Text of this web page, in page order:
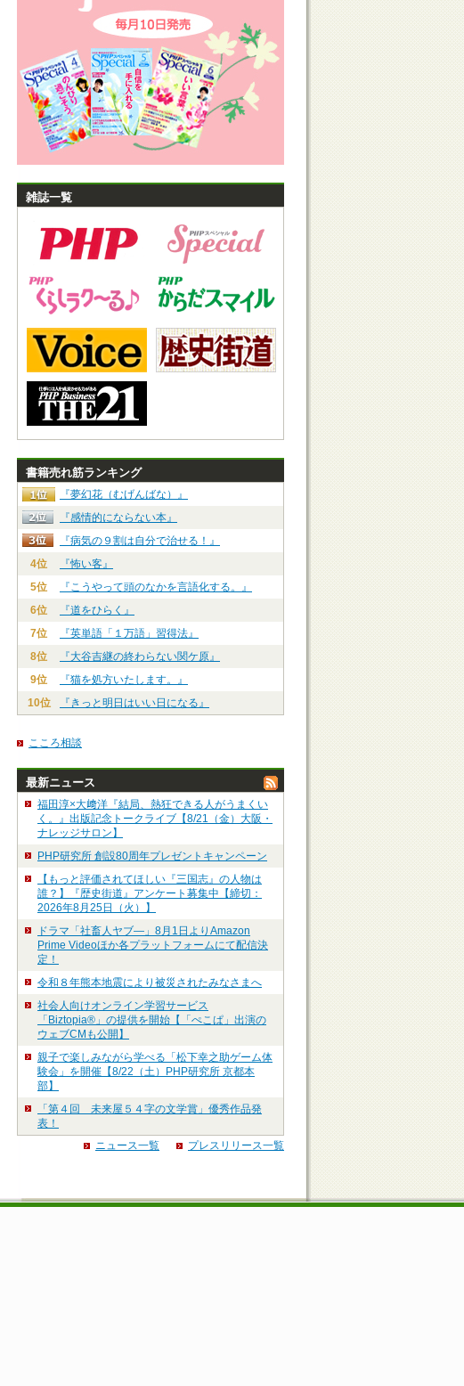
雑誌一覧
書籍売れ筋ランキング
『夢幻花（むげんばな）』
『感情的にならない本』
『病気の９割は自分で治せる！』
4位
『怖い客』
5位
『こうやって頭のなかを言語化する。』
6位
『道をひらく』
7位
『英単語「１万語」習得法』
8位
『大谷吉継の終わらない関ケ原』
9位
『猫を処方いたします。』
10位
『きっと明日はいい日になる』
こころ相談
最新ニュース
福田淳×大﨑洋『結局、熱狂できる人がうまくい
く。』出版記念トークライブ【8/21（金）大阪・
ナレッジサロン】
PHP研究所 創設80周年プレゼントキャンペーン
【もっと評価されてほしい『三国志』の人物は
誰？】『歴史街道』アンケート募集中【締切：
2026年8月25日（火）】
ドラマ「社畜人ヤブ―」8月1日よりAmazon
Prime Videoほか各プラットフォームにて配信決
定！
令和８年熊本地震により被災されたみなさまへ
社会人向けオンライン学習サービス
「Biztopia®」の提供を開始【「ぺこぱ」出演の
ウェブCMも公開】
親子で楽しみながら学べる「松下幸之助ゲーム体
験会」を開催【8/22（土）PHP研究所 京都本
部】
「第４回 未来屋５４字の文学賞」優秀作品発
表！
ニュース一覧
プレスリリース一覧